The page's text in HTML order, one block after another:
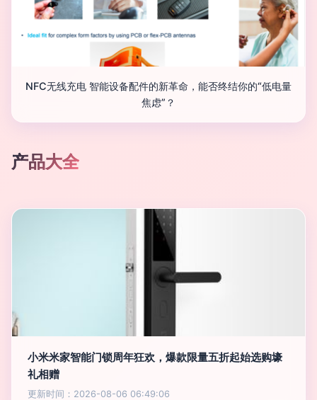
NFC无线充电 智能设备配件的新革命，能否终结你的“低电量
焦虑”？
产品大全
小米米家智能门锁周年狂欢，爆款限量五折起始选购壕
礼相赠
更新时间：2026-08-06 06:49:06